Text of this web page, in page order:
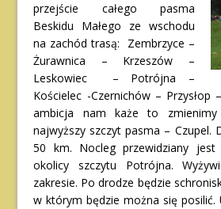
przejście całego pasma
Beskidu Małego ze wschodu
na zachód trasą: Zembrzyce –
Żurawnica – Krzeszów –
Leskowiec – Potrójna –
Kościelec -Czernichów – Przysłop
ambicja nam każe to
najwyższy szczyt pasma – Czupel.
50 km. Nocleg przewidziany
okolicy szczytu Potrójna.
zakresie. Po drodze będzie
w którym będzie można się posilić.